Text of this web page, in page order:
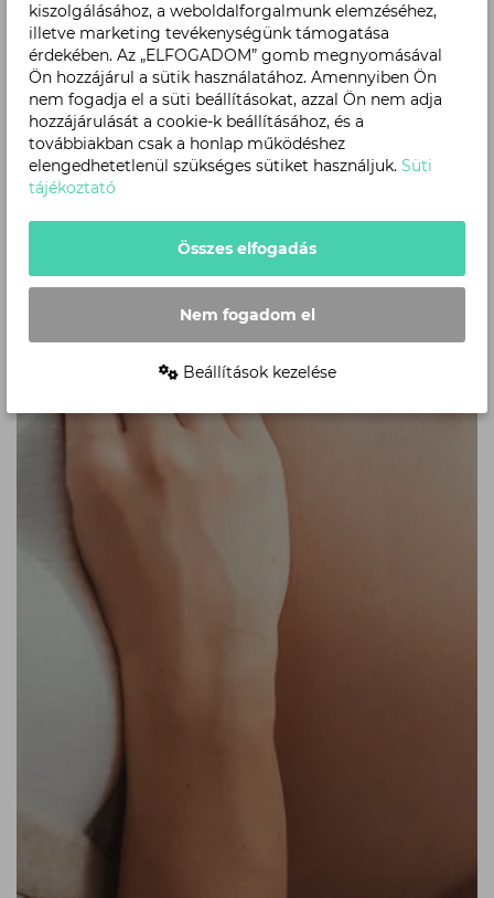
kiszolgálásához, a weboldalforgalmunk elemzéséhez,
illetve marketing tevékenységünk támogatása
érdekében. Az „ELFOGADOM” gomb megnyomásával
Ön hozzájárul a sütik használatához. Amennyiben Ön
nem fogadja el a süti beállításokat, azzal Ön nem adja
hozzájárulását a cookie-k beállításához, és a
továbbiakban csak a honlap működéshez
elengedhetetlenül szükséges sütiket használjuk. Süti
tájékoztató
Összes elfogadás
Nem fogadom el
Beállítások kezelése